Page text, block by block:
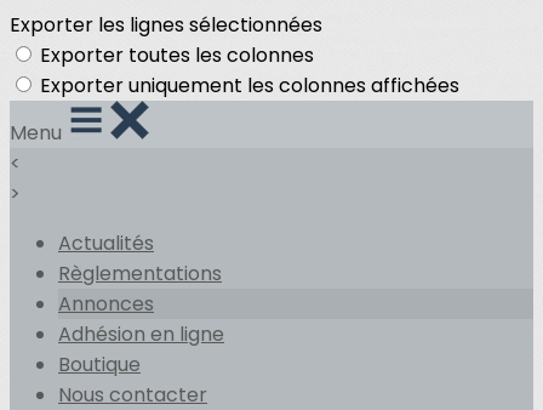
Exporter les lignes sélectionnées
Exporter toutes les colonnes
Exporter uniquement les colonnes affichées
Menu
<
>
Actualités
Règlementations
Annonces
Adhésion en ligne
Boutique
Nous contacter